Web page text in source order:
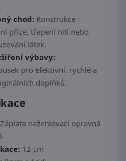
chod: Konstrukce
příze, třepení nití nebo
látek.
výbavy:
pro efektivní, rychlé a
doplňků.
Záplata nažehlovací opravná
12 cm